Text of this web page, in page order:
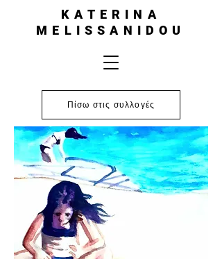
KATERINA
MELISSANIDOU
Πίσω στις συλλογές